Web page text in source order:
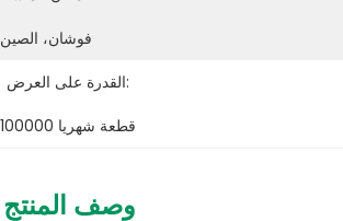
فوشان، الصين
القدرة على العرض:
100000 قطعة شهريا
وصف المنتج